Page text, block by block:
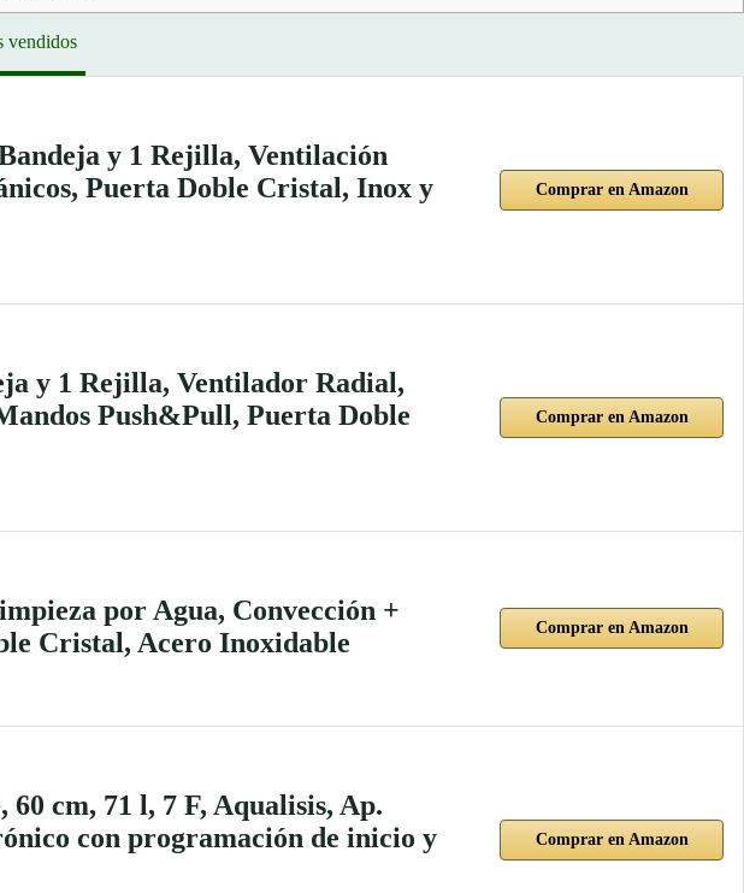
vendidos
y 1 Rejilla, Ventilación
Puerta Doble Cristal, Inox y
Comprar en Amazon
y 1 Rejilla, Ventilador Radial,
Push&Pull, Puerta Doble
Comprar en Amazon
por Agua, Convección +
Cristal, Acero Inoxidable
Comprar en Amazon
cm, 71 l, 7 F, Aqualisis, Ap.
con programación de inicio y
Comprar en Amazon